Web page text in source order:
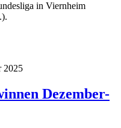
in Viernheim
2025
Dezember-